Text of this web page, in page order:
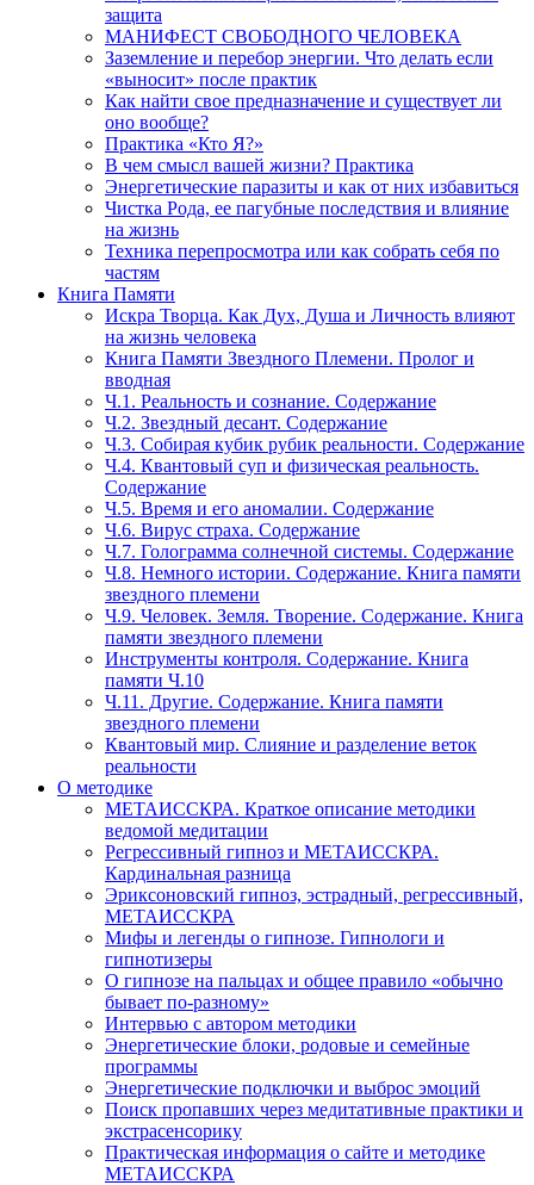
защита
МАНИФЕСТ СВОБОДНОГО ЧЕЛОВЕКА
Заземление и перебор энергии. Что делать если
«выносит» после практик
Как найти свое предназначение и существует ли
оно вообще?
Практика «Кто Я?»
В чем смысл вашей жизни? Практика
Энергетические паразиты и как от них избавиться
Чистка Рода, ее пагубные последствия и влияние
на жизнь
Техника перепросмотра или как собрать себя по
частям
Книга Памяти
Искра Творца. Как Дух, Душа и Личность влияют
на жизнь человека
Книга Памяти Звездного Племени. Пролог и
вводная
Ч.1. Реальность и сознание. Содержание
Ч.2. Звездный десант. Содержание
Ч.3. Собирая кубик рубик реальности. Содержание
Ч.4. Квантовый суп и физическая реальность.
Содержание
Ч.5. Время и его аномалии. Содержание
Ч.6. Вирус страха. Содержание
Ч.7. Голограмма солнечной системы. Содержание
Ч.8. Немного истории. Содержание. Книга памяти
звездного племени
Ч.9. Человек. Земля. Творение. Содержание. Книга
памяти звездного племени
Инструменты контроля. Содержание. Книга
памяти Ч.10
Ч.11. Другие. Содержание. Книга памяти
звездного племени
Квантовый мир. Слияние и разделение веток
реальности
О методике
МЕТАИССКРА. Краткое описание методики
ведомой медитации
Регрессивный гипноз и МЕТАИССКРА.
Кардинальная разница
Эриксоновский гипноз, эстрадный, регрессивный,
МЕТАИССКРА
Мифы и легенды о гипнозе. Гипнологи и
гипнотизеры
О гипнозе на пальцах и общее правило «обычно
бывает по-разному»
Интервью с автором методики
Энергетические блоки, родовые и семейные
программы
Энергетические подключки и выброс эмоций
Поиск пропавших через медитативные практики и
экстрасенсорику
Практическая информация о сайте и методике
МЕТАИССКРА